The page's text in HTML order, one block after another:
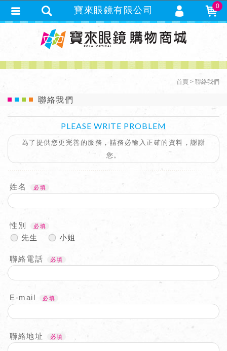
首頁 聯絡我們
聯絡我們
PLEASE WRITE PROBLEM
為了提供您更完善的服務，請務必輸入正確的資料，謝謝
您。
姓名
性別
先生
小姐
聯絡電話
E-mail
聯絡地址
寶來眼鏡有限公司 0
會員登入
會員註冊
忘記密碼
匯款通知
繁體中文